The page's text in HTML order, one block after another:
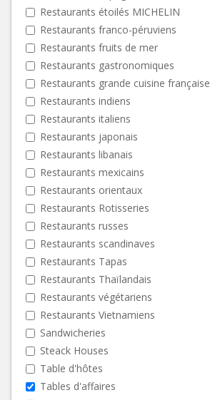
Restaurants étoilés MICHELIN
Restaurants franco-péruviens
Restaurants fruits de mer
Restaurants gastronomiques
Restaurants grande cuisine française
Restaurants indiens
Restaurants italiens
Restaurants japonais
Restaurants libanais
Restaurants mexicains
Restaurants orientaux
Restaurants Rotisseries
Restaurants russes
Restaurants scandinaves
Restaurants Tapas
Restaurants Thaïlandais
Restaurants végétariens
Restaurants Vietnamiens
Sandwicheries
Steack Houses
Table d'hôtes
Tables d'affaires